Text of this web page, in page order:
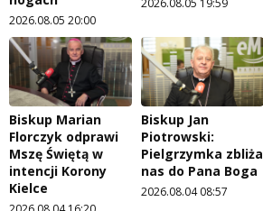
2026.08.05 20:00
Biskup Marian
Florczyk odprawi
Mszę Świętą w
intencji Korony
Kielce
Biskup Jan
Piotrowski:
Pielgrzymka zbliża
nas do Pana Boga
2026.08.04 08:57